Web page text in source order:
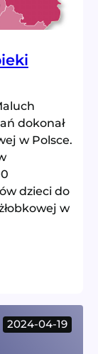
dokonał
w Polsce.
dzieci do
w
2024-04-19